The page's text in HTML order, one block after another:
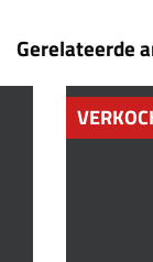
Gerelateerde